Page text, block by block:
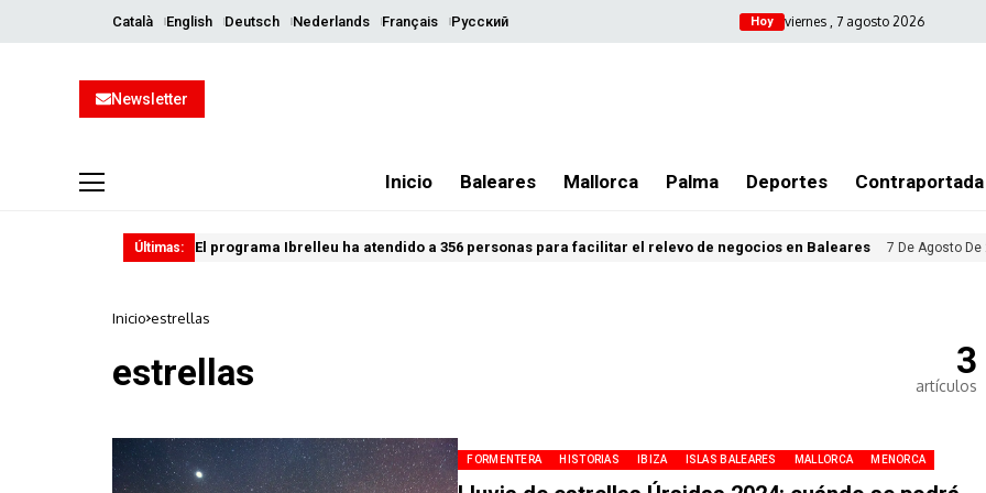
Català English Deutsch Nederlands Français Русский Hoy viernes , 7 agosto 2026
Newsletter
Inicio Baleares Mallorca Palma Deportes Contraportada
Últimas: El programa Ibrelleu ha atendido a 356 personas para facilitar el relevo de negocios en Baleares 7 De Agosto De
Inicio estrellas
estrellas 3
artículos
FORMENTERA HISTORIAS IBIZA ISLAS BALEARES MALLORCA MENORCA